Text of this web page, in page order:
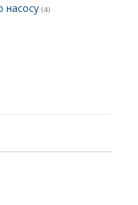
насосу (4)